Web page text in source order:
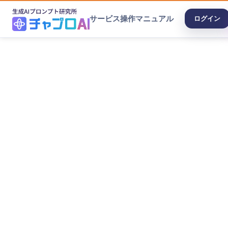
サービス操作マニュアル ログイン